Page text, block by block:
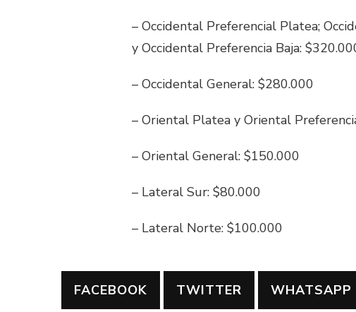
– Occidental Preferencial Platea;
y Occidental Preferencia Baja:
– Occidental General: $280.000
– Oriental Platea y Oriental
– Oriental General: $150.000
– Lateral Sur: $80.000
– Lateral Norte: $100.000
FACEBOOK TWITTER WHATSAPP